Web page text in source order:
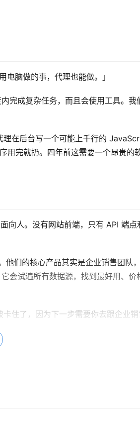
脑做的事，代理也能做。」
完成复杂任务，而且会使用工具。我
理在后台写一个可能上千行的
用完就扔。四年前这需要一个昂贵的
向人。没有网站前端，只有 API 端点
他们的核心产品其实是企业销售团队
会试遍所有数据源，找到最好用、价
住了，因为下一步需要你去跟企业销
访问你的网站找菜谱，它不会看到旁